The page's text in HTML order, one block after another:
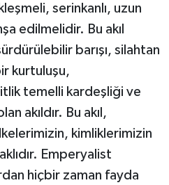
serinkanlı, uzun
edilmelidir. Bu akıl
barışı, silahtan
kurtuluşu,
temelli kardeşliği ve
akıldır. Bu akıl,
kimliklerimizin
Emperyalist
hiçbir zaman fayda